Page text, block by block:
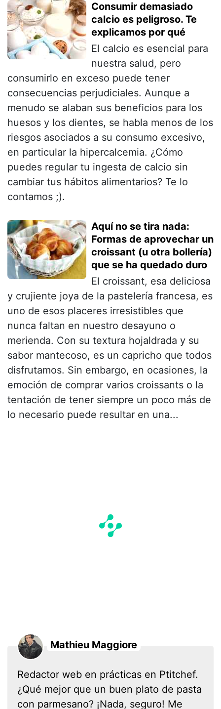
Consumir demasiado
calcio es peligroso. Te
explicamos por qué
El calcio es esencial para
nuestra salud, pero
consumirlo en exceso puede tener
consecuencias perjudiciales. Aunque a
menudo se alaban sus beneficios para los
huesos y los dientes, se habla menos de los
riesgos asociados a su consumo excesivo,
en particular la hipercalcemia. ¿Cómo
puedes regular tu ingesta de calcio sin
cambiar tus hábitos alimentarios? Te lo
contamos ;).
Aquí no se tira nada:
Formas de aprovechar un
croissant (u otra bollería)
que se ha quedado duro
El croissant, esa deliciosa
y crujiente joya de la pastelería francesa, es
uno de esos placeres irresistibles que
nunca faltan en nuestro desayuno o
merienda. Con su textura hojaldrada y su
sabor mantecoso, es un capricho que todos
disfrutamos. Sin embargo, en ocasiones, la
emoción de comprar varios croissants o la
tentación de tener siempre un poco más de
lo necesario puede resultar en una...
Mathieu Maggiore
Redactor web en prácticas en Ptitchef.
¿Qué mejor que un buen plato de pasta
con parmesano? ¡Nada, seguro! Me